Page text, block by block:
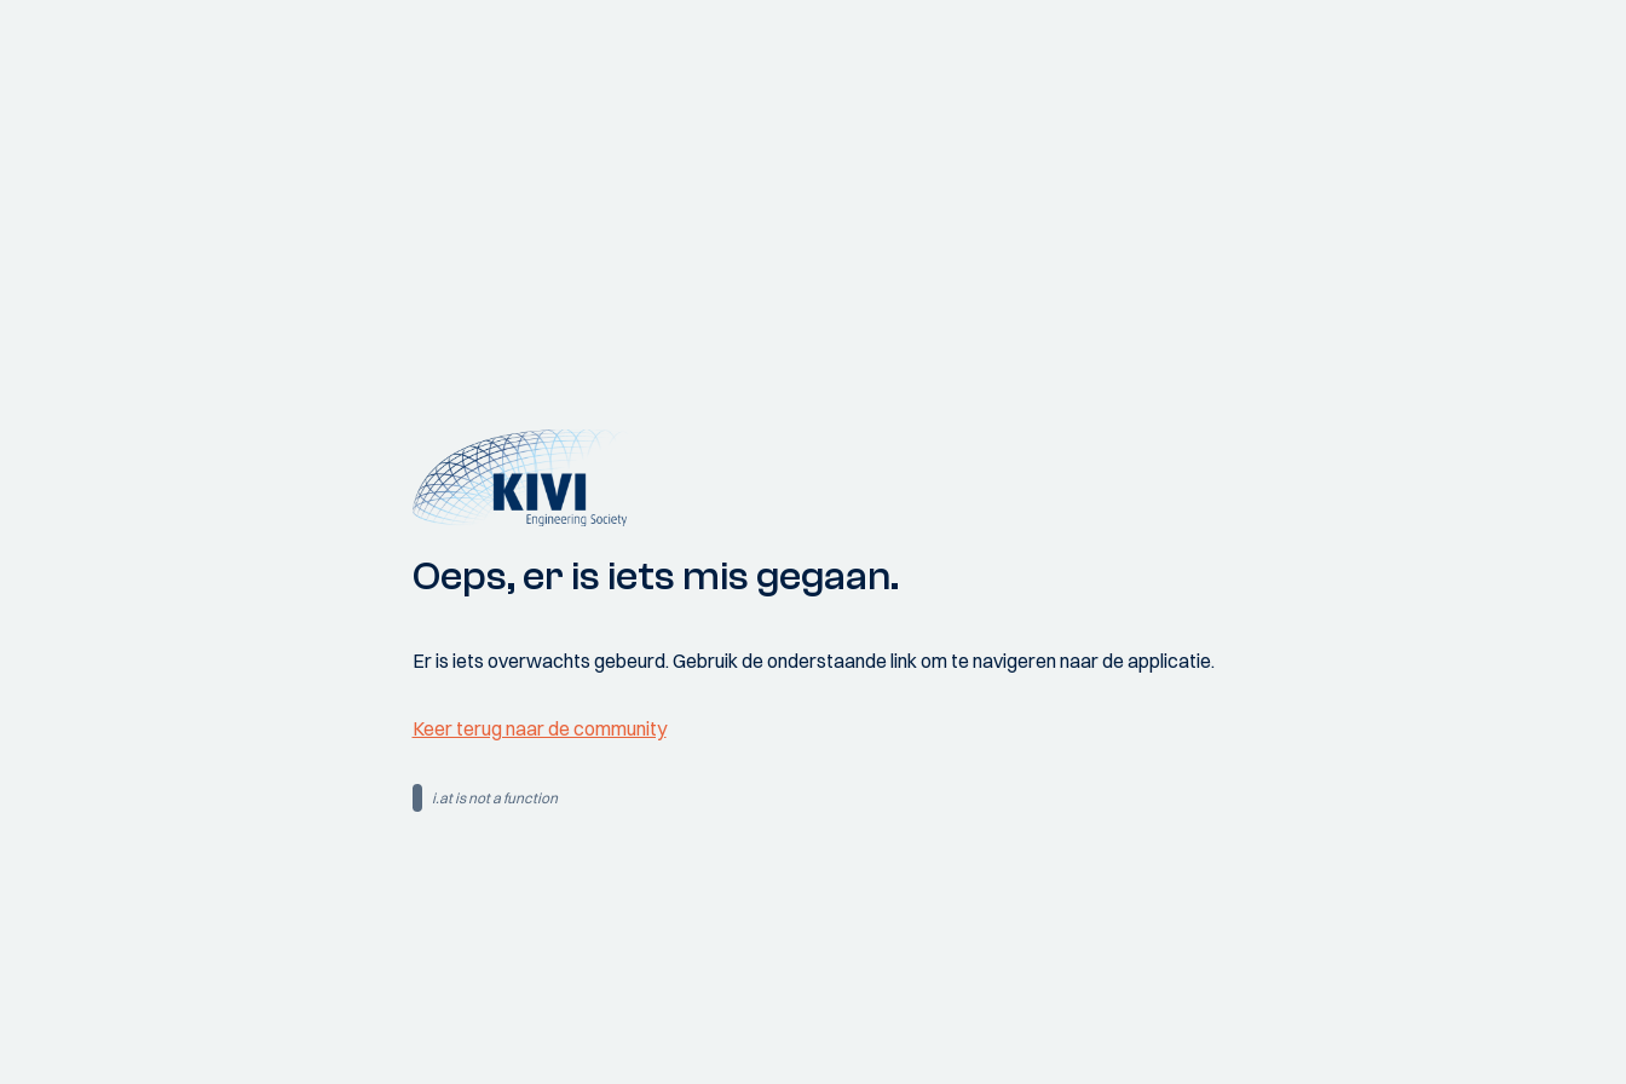
Oeps, er is iets mis gegaan.
Er is iets overwachts gebeurd. Gebruik de onderstaande link om te navigeren naar de applicatie.
Keer terug naar de community
i.at is not a function